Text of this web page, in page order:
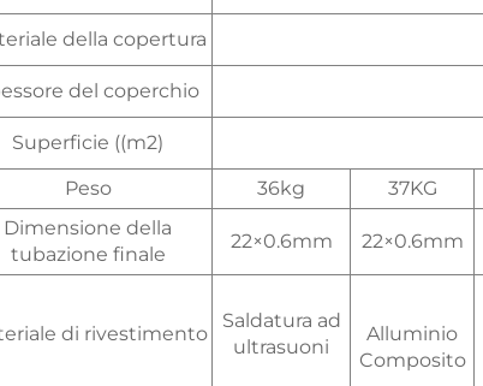
della copertura
del coperchio
Superficie ((m2)
Peso
36kg 37KG
Dimensione della
tubazione finale
22×0.6mm 22×0.6mm
di rivestimento
Saldatura ad
ultrasuoni
Alluminio
Composito